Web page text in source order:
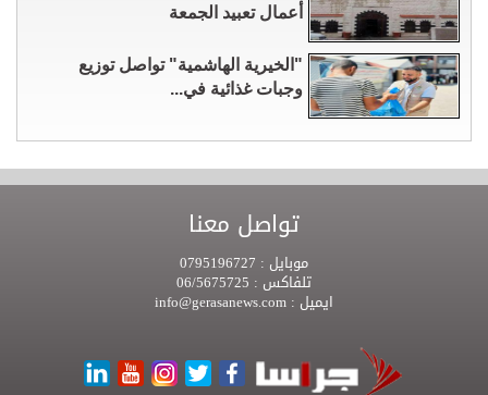
أعمال تعبيد الجمعة
"الخيرية الهاشمية" تواصل توزيع
وجبات غذائية في...
تواصل معنا
موبايل :
تلفاكس :
ايميل :